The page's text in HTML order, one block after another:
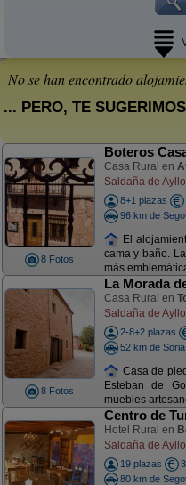
No se han encontrado
... PERO, TE
8 Fotos
Boteros
Casa Rural en
Saldaña de
8+1 plazas
96 km de
El
cama y baño.
más
8 Fotos
La Morada
Casa Rural en
Saldaña de
2-8+2 plazas
52 km de Soria
Casa de
Esteban de
muebles
Centro de
Hotel Rural en
Saldaña de
19 plazas
80 km de